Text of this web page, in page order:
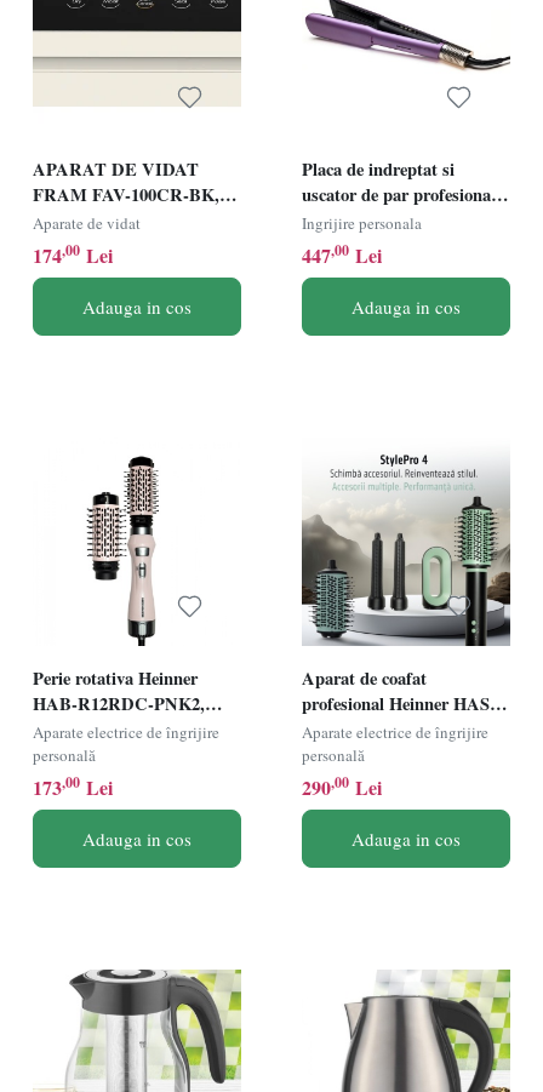
APARAT DE VIDAT
FRAM FAV-100CR-BK,
Putere 100W, Vidare
uscata/umeda, Functie
sigilare, Cutter incorporat,
Vidare caserole, Compatibil
cu pungi cu latime max. 30
Aparate de vidat
174,00 Lei
Adauga in cos
Placa de indreptat si
uscator de par profesionala
2 in 1 Heinner HHS-
Y2IN1BLDC-PP - uscare
si indreptare cu aer cald,
afisaj digital, motor BLDC,
placi ceramice, 100-230 ℃,
Ingrijire personala
447,00 Lei
Adauga in cos
Perie rotativa Heinner
HAB-R12RDC-PNK2,
1200W, Motor DC, 2 trepte
de putere, Invelis ceramic,
Roz/Gri
Aparate electrice de îngrijire
personală
173,00 Lei
Adauga in cos
Aparat de coafat
profesional Heinner HAS-
R15BLDC-BK4, 1500W,
Motor BLDC, 2 trepte de
putere, 3 setari de
temperatura, Functie auto
curatare, Ionizare, Functie
aer rece, Negru/Verde
Aparate electrice de îngrijire
personală
290,00 Lei
Adauga in cos